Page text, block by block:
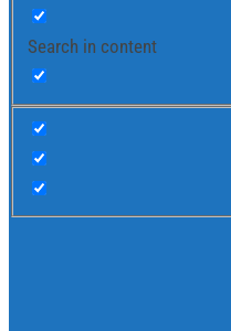
Search in content